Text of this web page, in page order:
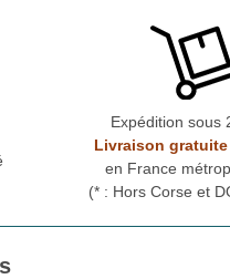
Expédition sous
Livraison gratuite
en France
(* : Hors Corse et